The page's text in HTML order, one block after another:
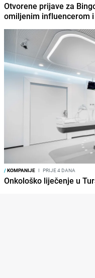
Otvorene prijave za
omiljenim influencerom
/KOMPANIJE I PRIJE 4 DANA
Onkološko liječenje u